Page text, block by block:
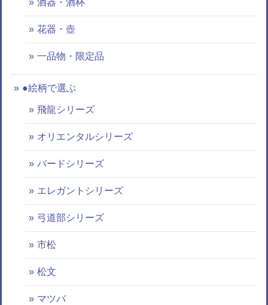
酒器・酒杯
花器・壺
一品物・限定品
●絵柄で選ぶ
飛龍シリーズ
オリエンタルシリーズ
バードシリーズ
エレガントシリーズ
弓道部シリーズ
市松
松文
マツバ